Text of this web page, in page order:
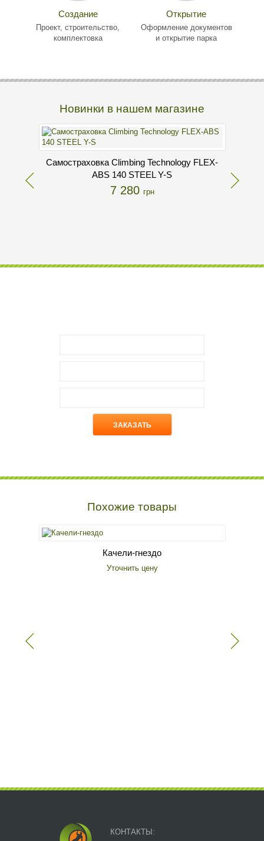
Создание
Проект, строительство,
комплектовка
Открытие
Оформление документов
и открытие парка
Новинки в нашем магазине
Самостраховка Climbing Technology FLEX-
ABS 140 STEEL Y-S
7 280 грн
Похожие товары
Качели-гнездо
Уточнить цену
КОНТАКТЫ: